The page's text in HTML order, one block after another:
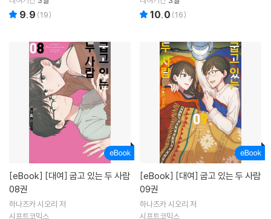
9.9 (19) 10.0 (16)
[eBook]
08권
하나츠카 시오리 저
시프트코믹스
[eBook]
09권
하나츠카 시오리 저
시프트코믹스